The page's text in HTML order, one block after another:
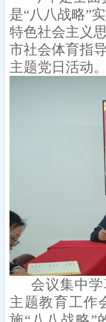
是“八八战略”
特色社会主义
市社会体育指
主题党日活动
会议集中
主题教育工作